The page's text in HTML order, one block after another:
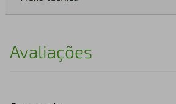
Avaliações